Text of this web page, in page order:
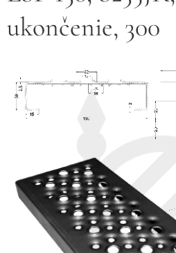
ukončenie, 300